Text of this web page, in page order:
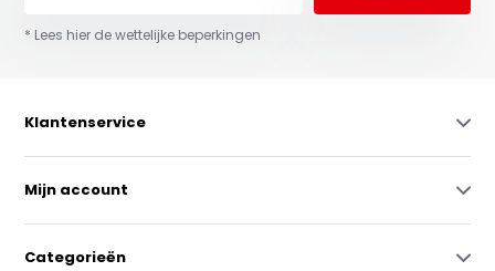
* Lees hier de wettelijke beperkingen
Klantenservice
Mijn account
Categorieën